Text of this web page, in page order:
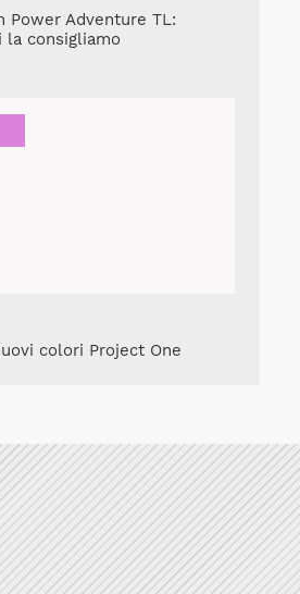
Power Adventure TL:
la consigliamo
colori Project One